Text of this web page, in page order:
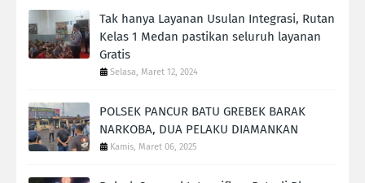
Tak hanya Layanan Usulan Integrasi, Rutan
Kelas 1 Medan pastikan seluruh layanan
Gratis
Selasa, Maret 12, 2024
POLSEK PANCUR BATU GREBEK BARAK
NARKOBA, DUA PELAKU DIAMANKAN
Kamis, Maret 06, 2025